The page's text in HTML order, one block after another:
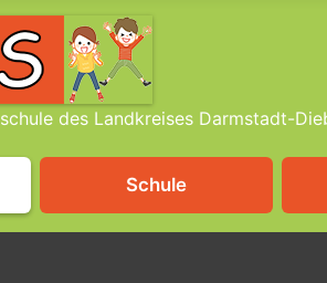
des Landkreises Darmstadt-
Schule